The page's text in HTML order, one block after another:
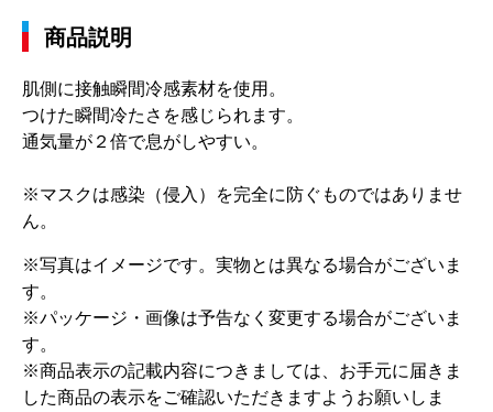
商品説明
肌側に接触瞬間冷感素材を使用。
つけた瞬間冷たさを感じられます。
通気量が２倍で息がしやすい。
※マスクは感染（侵入）を完全に防ぐものではありませ
ん。
※写真はイメージです。実物とは異なる場合がございま
す。
※パッケージ・画像は予告なく変更する場合がございま
す。
※商品表示の記載内容につきましては、お手元に届きま
した商品の表示をご確認いただきますようお願いしま